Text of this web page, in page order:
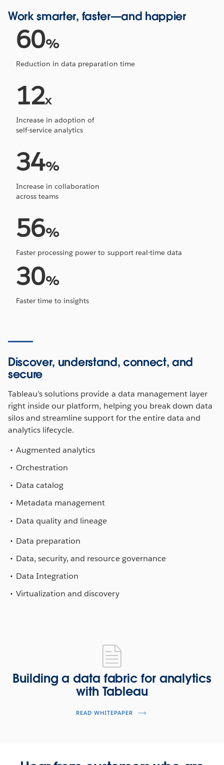
Work smarter, faster—and happier
60%
Reduction in data preparation time
12x
Increase in adoption of
self-service analytics
34%
Increase in collaboration
across teams
56%
Faster processing power to support real-time data
30%
Faster time to insights
Discover, understand, connect, and
secure
Tableau’s solutions provide a data management layer
right inside our platform, helping you break down data
silos and streamline support for the entire data and
analytics lifecycle.
Augmented analytics
Orchestration
Data catalog
Metadata management
Data quality and lineage
Data preparation
Data, security, and resource governance
Data Integration
Virtualization and discovery
fabric
for
with
Building a data fabric for analytics
with Tableau
READ WHITEPAPER